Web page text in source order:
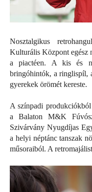
Nosztalgikus
Kulturális Központ egész
a piactéen. A kis és
bringóhintók, a ringlispíl,
gyerekek örömét kereste.
A színpadi
a Balaton M&K
Szivárvány Nyugdíjas
a helyi néptánc tanszak
műsoraiból. A